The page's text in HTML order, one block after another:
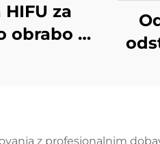
za
obrabo z
z profesionalnim